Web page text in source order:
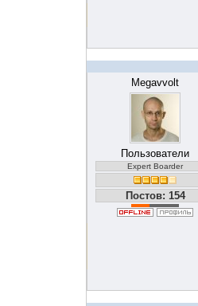
Megavvolt
Пользователи
Expert Boarder
Постов: 154